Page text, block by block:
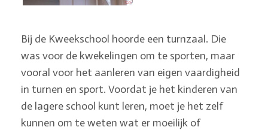
Bij de Kweekschool hoorde een turnzaal. Die
was voor de kwekelingen om te sporten, maar
vooral voor het aanleren van eigen vaardigheid
in turnen en sport. Voordat je het kinderen van
de lagere school kunt leren, moet je het zelf
kunnen om te weten wat er moeilijk of